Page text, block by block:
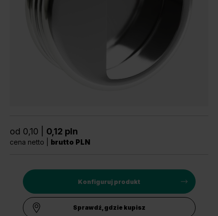
od 0,10 | 0,12 pln
cena netto | brutto PLN
Konfiguruj produkt
Sprawdź, gdzie kupisz